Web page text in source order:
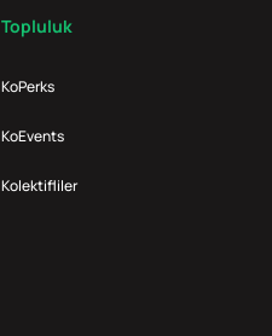
Topluluk
KoPerks
KoEvents
Kolektifliler